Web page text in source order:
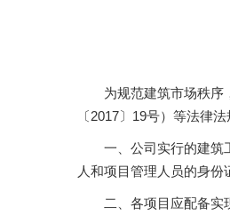
为规范建筑市场秩序
〔2017〕19号）等法律
一、公司实行的建筑
人和项目管理人员的身
二、各项目应配备实